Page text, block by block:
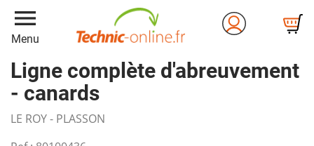
menu
Menu
Ligne complète d'abreuvement
- canards
LE ROY - PLASSON